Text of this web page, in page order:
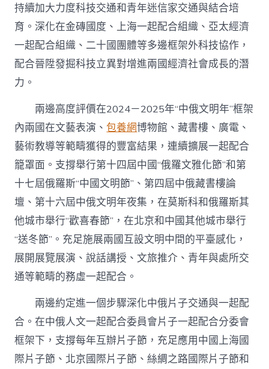
持續加大力度科技交通和青年迷信家交通與結合培
育。深化在金磚國度、上海一起配合組織、亞太經濟
一起配合組織、二十國團體等多邊框架外科技協作，
配合晉陞發掘科技立異對增進兩國經濟社會成長的潛
力。
兩邊高度評價在2024－2025年“中俄文明年”框架
內兩國在文藝表演、包養網博物館、藏書樓、廣電、
藝術教導等範疇獲得的豐富結果，連續擴展一起配合
籠罩面。支撐舉行第十四屆中國“俄羅文雅化節”和第
十七屆俄羅斯“中國文明節”、第四屆中俄藏書樓論
壇、第十六屆中俄文明年夜集，在莫斯科和俄羅斯其
他城市舉行“歡喜春節”，在北京和中國其他城市舉行
“送冬節”。充足施展兩國互設文明中間的平臺感化，
展開展覽展演、說話講授、文旅推介、青年與處所交
通等範疇的務虛一起配合。
兩邊約定進一個步驟深化中俄片子交通與一起配
合。在中俄人文一起配合委員會片子一起配合分委會
框架下，支撐每年互辦片子節，充足應用中國上海國
際片子節、北京國際片子節、絲綢之路國際片子節和